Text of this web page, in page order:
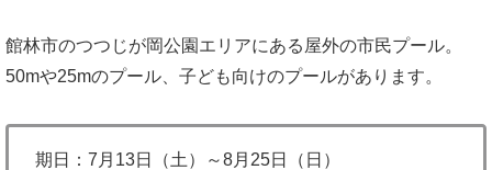
館林市のつつじが岡公園エリアにある屋外の市民プール。
50mや25mのプール、子ども向けのプールがあります。
期日：7月13日（土）～8月25日（日）